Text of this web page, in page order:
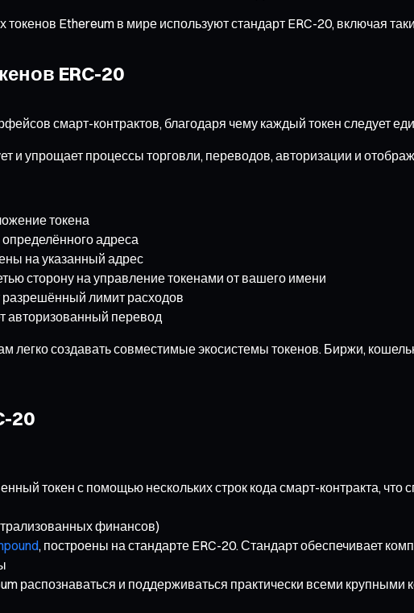
Ethereum в мире используют стандарт ERC-20, включая
ERC-20
смарт-контрактов, благодаря чему каждый токен следует
и упрощает процессы торговли, переводов, авторизации и
токена
адреса
на указанный адрес
сторону на управление токенами от вашего имени
лимит расходов
авторизованный перевод
легко создавать совместимые экосистемы токенов. Биржи,
20
токен с помощью нескольких строк кода смарт-контракта,
финансов)
, построены на стандарте ERC-20. Стандарт обеспечивает
распознаваться и поддерживаться практически всеми